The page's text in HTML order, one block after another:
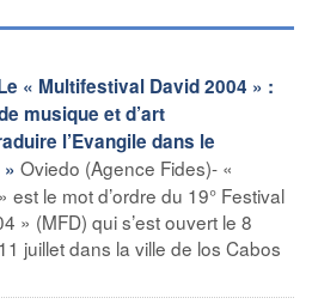
« Multifestival David 2004 » :
musique et d’art
l’Evangile dans le
Oviedo (Agence Fides)- «
le mot d’ordre du 19° Festival
» (MFD) qui s’est ouvert le 8
juillet dans la ville de los Cabos